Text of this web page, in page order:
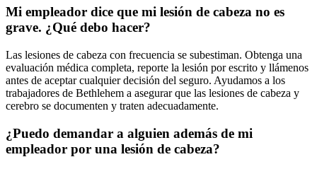
Mi empleador dice que mi lesión de cabeza no es
grave. ¿Qué debo hacer?
Las lesiones de cabeza con frecuencia se subestiman. Obtenga una
evaluación médica completa, reporte la lesión por escrito y llámenos
antes de aceptar cualquier decisión del seguro. Ayudamos a los
trabajadores de Bethlehem a asegurar que las lesiones de cabeza y
cerebro se documenten y traten adecuadamente.
¿Puedo demandar a alguien además de mi
empleador por una lesión de cabeza?